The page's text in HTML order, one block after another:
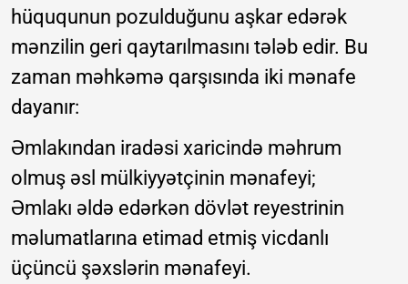
hüququnun pozulduğunu aşkar edərək
mənzilin geri qaytarılmasını tələb edir. Bu
zaman məhkəmə qarşısında iki mənafe
dayanır:
Əmlakından iradəsi xaricində məhrum
olmuş əsl mülkiyyətçinin mənafeyi;
Əmlakı əldə edərkən dövlət reyestrinin
məlumatlarına etimad etmiş vicdanlı
üçüncü şəxslərin mənafeyi.